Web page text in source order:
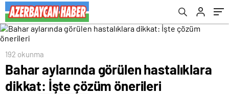
192 okunma
Bahar aylarında görülen hastalıklara
dikkat: İşte çözüm önerileri